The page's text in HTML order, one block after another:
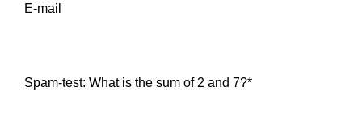
E-mail
Spam-test: What is the sum of 2 and 7?*